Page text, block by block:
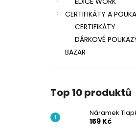
CERTIFIKÁTY A
CERTIFIKÁTY
DÁRKOVÉ
BAZAR
Top 10 produktů
Náramek
159 Kč